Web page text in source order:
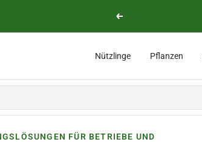
Zurück
Nützlinge Pflanzen
Schädlinge und Pflanzen
FÜR BETRIEBE UND